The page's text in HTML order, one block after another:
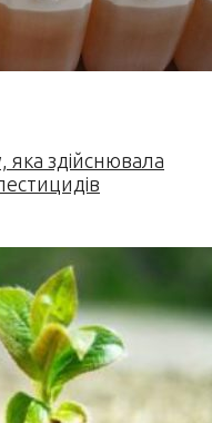
яка здійснювала